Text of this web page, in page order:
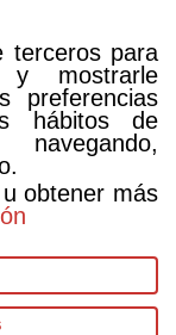
comparando más
terceros para
y mostrarle
preferencias
hábitos de
obtener más